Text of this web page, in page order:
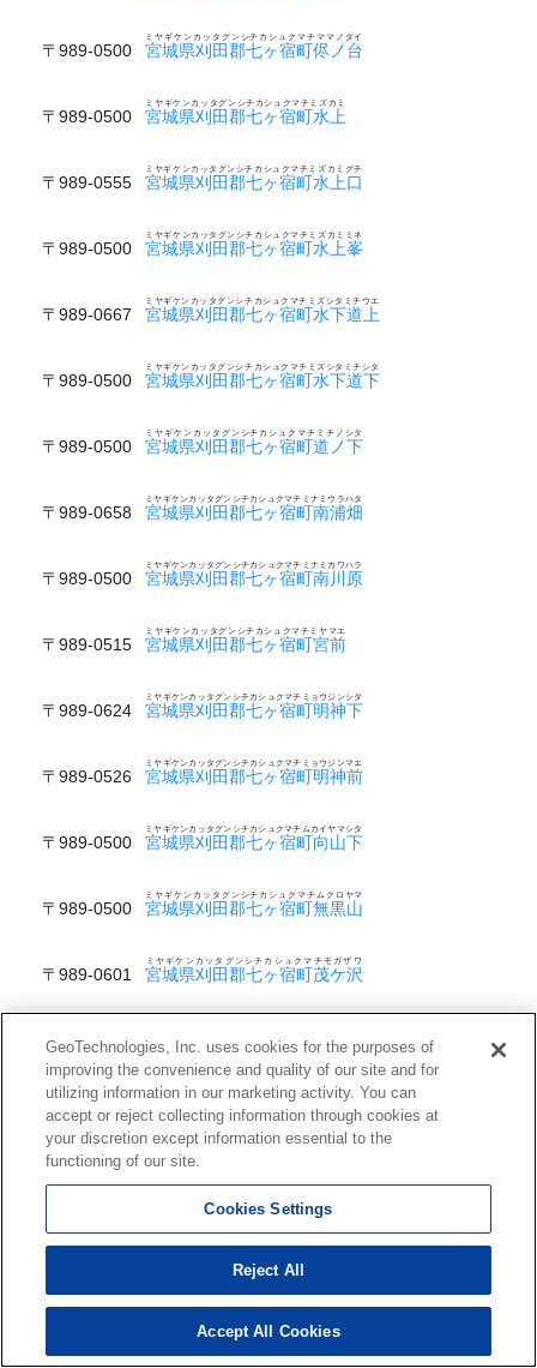
〒989-0500 宮城県刈田郡七ヶ宿町侭ノ台
ミヤギケンカッタグンシチカシュクマチママノダイ
〒989-0500 宮城県刈田郡七ヶ宿町水上
ミヤギケンカッタグンシチカシュクマチミズカミ
〒989-0555 宮城県刈田郡七ヶ宿町水上口
ミヤギケンカッタグンシチカシュクマチミズカミグチ
〒989-0500 宮城県刈田郡七ヶ宿町水上峯
ミヤギケンカッタグンシチカシュクマチミズカミミネ
〒989-0667 宮城県刈田郡七ヶ宿町水下道上
ミヤギケンカッタグンシチカシュクマチミズシタミチウエ
〒989-0500 宮城県刈田郡七ヶ宿町水下道下
ミヤギケンカッタグンシチカシュクマチミズシタミチシタ
〒989-0500 宮城県刈田郡七ヶ宿町道ノ下
ミヤギケンカッタグンシチカシュクマチミチノシタ
〒989-0658 宮城県刈田郡七ヶ宿町南浦畑
ミヤギケンカッタグンシチカシュクマチミナミウラハタ
〒989-0500 宮城県刈田郡七ヶ宿町南川原
ミヤギケンカッタグンシチカシュクマチミナミカワハラ
〒989-0515 宮城県刈田郡七ヶ宿町宮前
ミヤギケンカッタグンシチカシュクマチミヤマエ
〒989-0624 宮城県刈田郡七ヶ宿町明神下
ミヤギケンカッタグンシチカシュクマチミョウジンシタ
〒989-0526 宮城県刈田郡七ヶ宿町明神前
ミヤギケンカッタグンシチカシュクマチミョウジンマエ
〒989-0500 宮城県刈田郡七ヶ宿町向山下
ミヤギケンカッタグンシチカシュクマチムカイヤマシタ
〒989-0500 宮城県刈田郡七ヶ宿町無黒山
ミヤギケンカッタグンシチカシュクマチムクロヤマ
〒989-0601 宮城県刈田郡七ヶ宿町茂ケ沢
ミヤギケンカッタグンシチカシュクマチモガザワ
〒989-0500 宮城県刈田郡七ヶ宿町茂ケ立間
〒989-0626 宮城県刈田郡七ヶ宿町茂庭道
ミヤギケンカッタグンシチカシュクマチモニワミチ
や行
宮城県刈田郡七ヶ宿町屋敷
ミヤギケンカッタグンシチカシュクマチヤシキ
宮城県刈田郡七ヶ宿町矢立
GeoTechnologies, Inc. uses cookies for the purposes of
improving the convenience and quality of our site and for
utilizing information in our marketing activity. You can
accept or reject collecting information through cookies at
your discretion except information essential to the
functioning of our site.
Cookies Settings
Reject All
Accept All Cookies